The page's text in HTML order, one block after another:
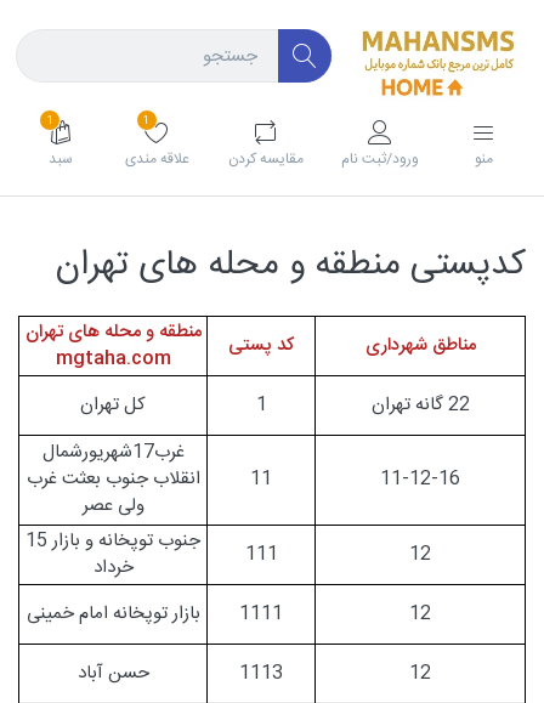
منو ورود/ثبت نام مقايسه كردن
1
علاقه مندی
1
سبد
کدپستی منطقه و محله های تهران
مناطق شهرداری کد پستی
منطقه و محله های تهران
mgtaha.com
22 گانه تهران
1 کل تهران
11-12-16
11
غرب17شهریورشمال
انقلاب جنوب بعثت غرب
ولی عصر
12
111
جنوب توپخانه و بازار 15
خرداد
12
1111
بازار توپخانه امام خمینی
12
1113
حسن آباد